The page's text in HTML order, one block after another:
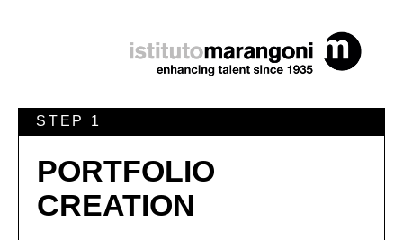
STEP 1
PORTFOLIO
CREATION